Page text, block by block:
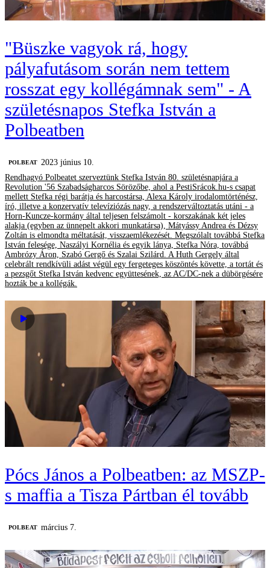
"Büszke vagyok rá, hogy
pályafutásom során nem tettem
rosszat egy kollégámnak sem" - A
születésnapos Stefka István a
Polbeatben
‎POLBEAT
2023 június 10.
Rendhagyó Polbeatet szerveztünk Stefka István 80. születésnapjára a
Revolution '56 Szabadságharcos Sörözőbe, ahol a PestiSrácok.hu-s csapat
mellett Stefka régi barátja és harcostársa, Alexa Károly irodalomtörténész,
író, illetve a konzervatív televíziózás nagy, a rendszerváltoztatás utáni - a
Horn-Kuncze-kormány által teljesen felszámolt - korszakának két jeles
alakja (egyben az ünnepelt akkori munkatársa), Mátyássy Andrea és Dézsy
Zoltán is elmondta méltatását, visszaemlékezését. Megszólalt továbbá Stefka
István felesége, Naszályi Kornélia és egyik lánya, Stefka Nóra, továbbá
Ambrózy Áron, Szabó Gergő és Szalai Szilárd. A Huth Gergely által
celebrált rendkívüli adást végül egy fergeteges köszöntés követte, a tortát és
a pezsgőt Stefka István kedvenc együttesének, az AC/DC-nek a dübörgésére
hozták be a kollégák.
Pócs János a Polbeatben: az MSZP-
s maffia a Tisza Pártban él tovább
‎POLBEAT március 7.